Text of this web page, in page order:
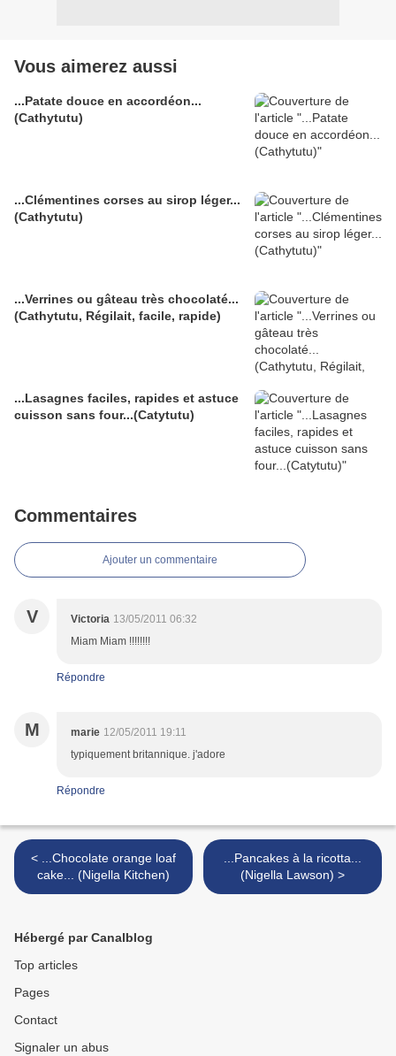
Vous aimerez aussi
...Patate douce en accordéon...
(Cathytutu)
...Clémentines corses au sirop léger...
(Cathytutu)
...Verrines ou gâteau très chocolaté...
(Cathytutu, Régilait, facile, rapide)
...Lasagnes faciles, rapides et astuce
cuisson sans four...(Catytutu)
Commentaires
Ajouter un commentaire
V Victoria 13/05/2011 06:32
Miam Miam !!!!!!!!
Répondre
M marie 12/05/2011 19:11
typiquement britannique. j'adore
Répondre
< ...Chocolate orange loaf
cake... (Nigella Kitchen)
...Pancakes à la ricotta...
(Nigella Lawson) >
Hébergé par Canalblog
Top articles
Pages
Contact
Signaler un abus